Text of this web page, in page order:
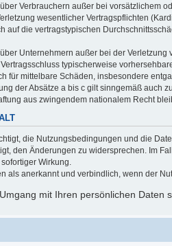
Verbrauchern außer bei vorsätzlichem
wesentlicher Vertragspflichten
auf die vertragstypischen
Unternehmern außer bei der
typischerweise
für mittelbare Schäden, insbesondere
der Absätze a bis c gilt sinngemäß auch
aus zwingendem nationalem Recht
die Nutzungsbedingungen und die
den Änderungen zu widersprechen. Im
Wirkung.
als anerkannt und verbindlich, wenn der
mit Ihren persönlichen Daten